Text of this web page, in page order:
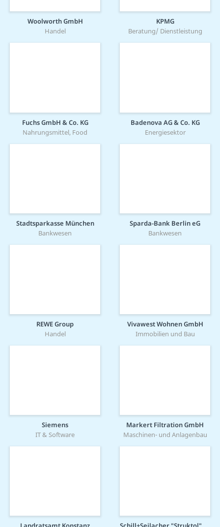
Woolworth GmbH
Handel
KPMG
Beratung/ Dienstleistung
Fuchs GmbH & Co. KG
Nahrungsmittel, Food
Badenova AG & Co. KG
Energiesektor
Stadtsparkasse München
Bankwesen
Sparda-Bank Berlin eG
Bankwesen
REWE Group
Handel
Vivawest Wohnen GmbH
Immobilien und Bau
Siemens
IT & Software
Markert Filtration GmbH
Maschinen- und Anlagenbau